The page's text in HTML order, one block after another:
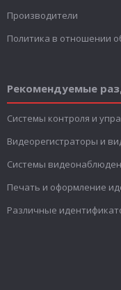
Производители
Политика в отношении
Рекомендуемые
Системы контроля и
Видеорегистраторы и
Системы
Печать и оформление
Различные